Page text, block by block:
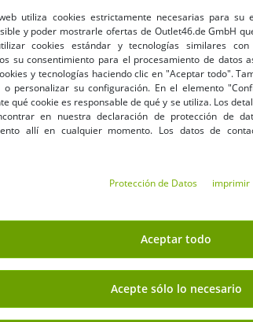
Elegante
-96%
utiliza cookies estrictamente necesarias para su
y poder mostrarle ofertas de Outlet46.de GmbH
cookies estándar y tecnologías similares
su consentimiento para el procesamiento de datos
y tecnologías haciendo clic en "Aceptar todo".
o personalizar su configuración. En el elemento
qué cookie es responsable de qué y se utiliza. Los
en nuestra declaración de protección de
allí en cualquier momento. Los datos de
Protección de Datos imprimir
Aceptar todo
Acepte sólo lo necesario